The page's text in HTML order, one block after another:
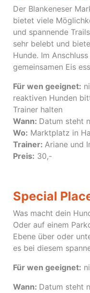
Der Blankeneser
bietet viele
und spannende
sehr belebt und
Hunde. Im
gemeinsamen Eis
Für wen geeignet:
reaktiven Hunden
Trainer halten
Wann: Datum steht
Wo: Marktplatz in
Trainer:Ariane und
Preis: 30,-
Special
Was macht dein
Oder auf einem
Ebene über oder
es bei diesem
Für wen geeignet:
Wann: Datum steht